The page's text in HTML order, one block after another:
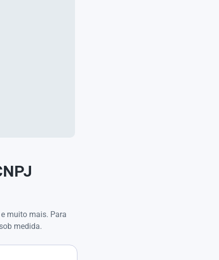
muito mais. Para
medida.